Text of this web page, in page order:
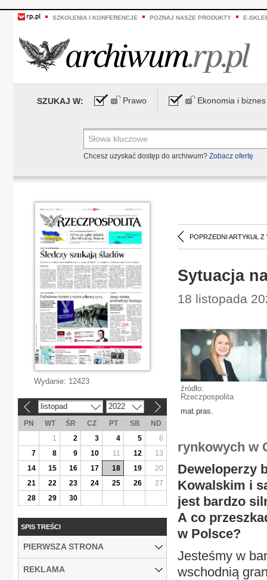
SZKOLENIA I KONFERENCJE POZNAJ NASZE PRODUKTY E-
SZUKAJ W: Prawo Ekonomia i biznes
Chcesz uzyskać dostęp do archiwum? Zobacz ofertę
POPRZEDNI ARTYKUŁ Z
Sytuacja
18 listopada
źródło:
Rzeczpospolita
mat.pras.
rynkowych w
Deweloperzy
Kowalskim i
jest bardzo
A co
w Polsce?
Jesteśmy w
wschodnią
Wydanie: 12423
listopad 2022
PN WT ŚR CZ PT SB
ND
1
2 3 4 5
6
7
8 9 10 11 12
13
14
15 16 17 18 19
20
21
22 23 24 25 26
27
28
29 30
SPIS TREŚCI
PIERWSZA STRONA
REKLAMA